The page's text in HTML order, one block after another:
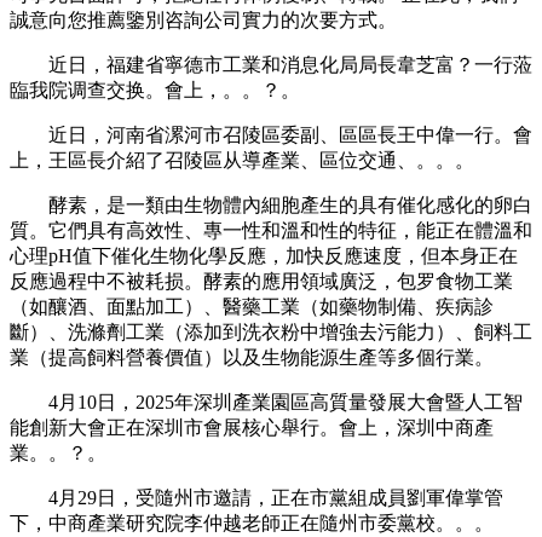
誠意向您推薦鑒別咨詢公司實力的次要方式。
近日，福建省寧德市工業和消息化局局長韋芝富？一行蒞
臨我院调查交换。會上，。。？。
近日，河南省漯河市召陵區委副、區區長王中偉一行。會
上，王區長介紹了召陵區从導產業、區位交通、。。。
酵素，是一類由生物體內細胞產生的具有催化感化的卵白
質。它們具有高效性、專一性和溫和性的特征，能正在體溫和
心理pH值下催化生物化學反應，加快反應速度，但本身正在
反應過程中不被耗损。酵素的應用領域廣泛，包罗食物工業
（如釀酒、面點加工）、醫藥工業（如藥物制備、疾病診
斷）、洗滌劑工業（添加到洗衣粉中增強去污能力）、飼料工
業（提高飼料營養價值）以及生物能源生產等多個行業。
4月10日，2025年深圳產業園區高質量發展大會暨人工智
能創新大會正在深圳市會展核心舉行。會上，深圳中商產
業。。？。
4月29日，受隨州市邀請，正在市黨組成員劉軍偉掌管
下，中商產業研究院李仲越老師正在隨州市委黨校。。。